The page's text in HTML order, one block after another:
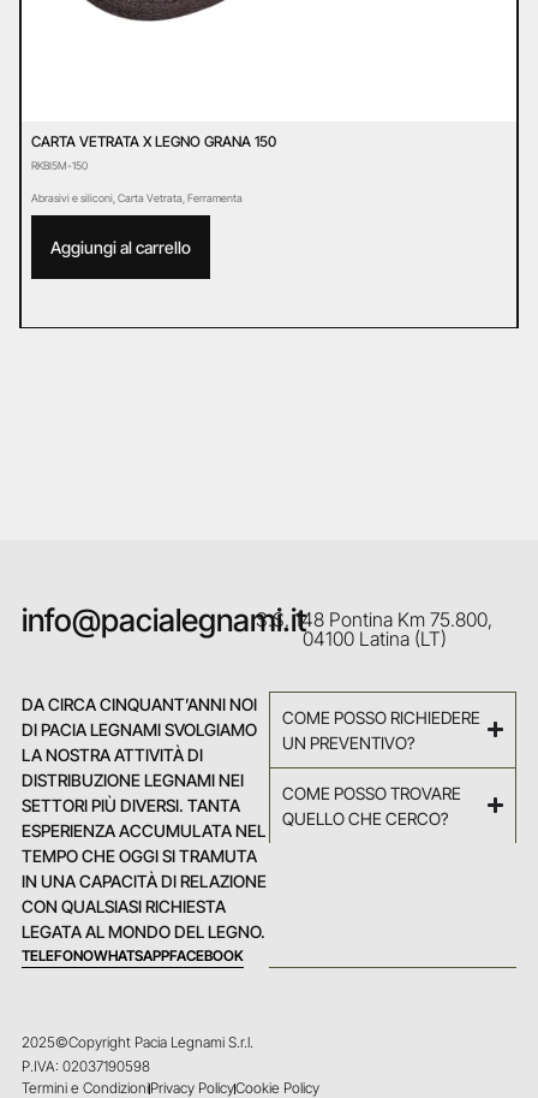
CARTA VETRATA X LEGNO GRANA 150
RKBI5M-150
Abrasivi e siliconi Carta Vetrata Ferramenta
Aggiungi al carrello
info@pacialegnami.itS.S. 148 Pontina Km 75.800,
04100 Latina (LT)
DA CIRCA CINQUANT’ANNI NOI
DI PACIA LEGNAMI SVOLGIAMO
LA NOSTRA ATTIVITÀ DI
DISTRIBUZIONE LEGNAMI NEI
SETTORI PIÙ DIVERSI. TANTA
ESPERIENZA ACCUMULATA NEL
TEMPO CHE OGGI SI TRAMUTA
IN UNA CAPACITÀ DI RELAZIONE
CON QUALSIASI RICHIESTA
LEGATA AL MONDO DEL LEGNO.
TELEFONOWHATSAPPFACEBOOK
COME POSSO RICHIEDERE
UN PREVENTIVO?
COME POSSO TROVARE
QUELLO CHE CERCO?
2025©Copyright Pacia Legnami S.r.l.
P.IVA: 02037190598
Termini e CondizioniPrivacy PolicyCookie Policy